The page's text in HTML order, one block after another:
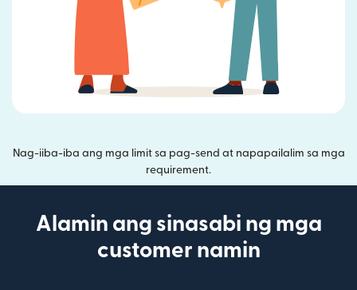
Nag-iiba-iba ang mga limit sa pag-send at napapailalim sa mga
requirement.
Alamin ang sinasabi ng mga
customer namin